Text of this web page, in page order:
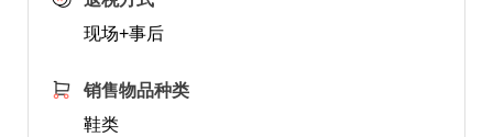
现场+事后
销售物品种类
鞋类